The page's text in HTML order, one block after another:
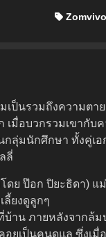
ป็นรวมถึงความตา
เมื่อบวกรวมเขากับ
ลุ่มนักศึกษา ทั้งคู่เ
ลี่
ดย ป๊อก ปิยะธิดา)
ลี้ยงดูลูกๆ
าน ภายหลังจากล้
ยเป็นคนดูแล ซึ่งเมื่